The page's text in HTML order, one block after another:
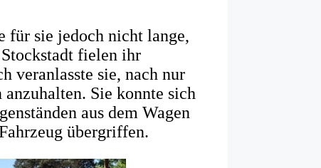
für sie jedoch nicht lange,
fielen ihr
veranlasste sie, nach nur
Sie konnte sich
aus dem Wagen
übergriffen.